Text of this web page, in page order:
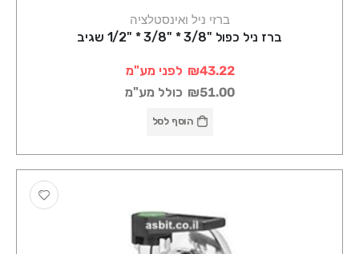
ברזי ניל ואינסטלציה
ברז ניל כפול "3/8 * "3/8 * "1/2 שגיב
₪43.22 לפני מע"מ
₪51.00 כולל מע"מ
הוסף לסל